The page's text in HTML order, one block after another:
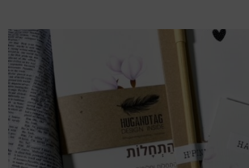
צפייה מהירה